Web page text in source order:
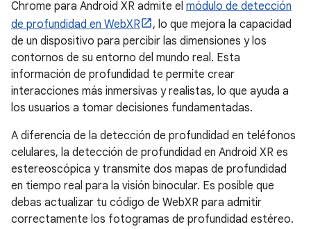
Chrome para Android XR admite el módulo de detección
de profundidad en WebXR
, lo que mejora la capacidad
de un dispositivo para percibir las dimensiones y los
contornos de su entorno del mundo real. Esta
información de profundidad te permite crear
interacciones más inmersivas y realistas, lo que ayuda a
los usuarios a tomar decisiones fundamentadas.
A diferencia de la detección de profundidad en teléfonos
celulares, la detección de profundidad en Android XR es
estereoscópica y transmite dos mapas de profundidad
en tiempo real para la visión binocular. Es posible que
debas actualizar tu código de WebXR para admitir
correctamente los fotogramas de profundidad estéreo.